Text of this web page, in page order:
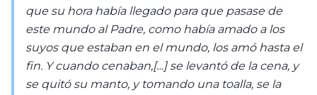
que su hora había llegado para que pasase de
este mundo al Padre, como había amado a los
suyos que estaban en el mundo, los amó hasta el
fin. Y cuando cenaban,[…] se levantó de la cena, y
se quitó su manto, y tomando una toalla, se la